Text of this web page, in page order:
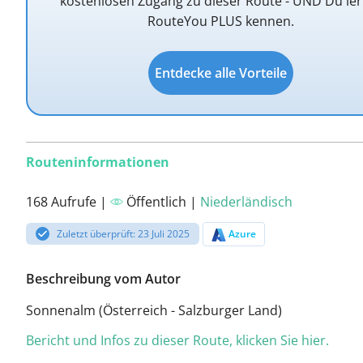
RouteYou PLUS kennen.
Entdecke alle Vorteile
Routeninformationen
168 Aufrufe | Öffentlich | Niederländisch
Zuletzt überprüft: 23 Juli 2025 Azure
Beschreibung vom Autor
Sonnenalm (Österreich - Salzburger Land)
Bericht und Infos zu dieser Route, klicken Sie hier.